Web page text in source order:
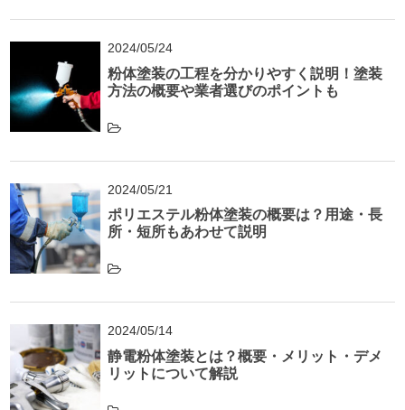
2024/05/24
粉体塗装の工程を分かりやすく説明！塗装
方法の概要や業者選びのポイントも
2024/05/21
ポリエステル粉体塗装の概要は？用途・長
所・短所もあわせて説明
2024/05/14
静電粉体塗装とは？概要・メリット・デメ
リットについて解説